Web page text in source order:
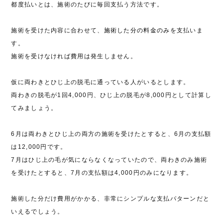
都度払いとは、施術のたびに毎回支払う方法です。
施術を受けた内容に合わせて、 施術した分の料金のみ を支払いま
す。
施術を受けなければ費用は発生しません。
仮に両わきとひじ上の脱毛に通っている人がいるとします。
両わきの脱毛が1回4,000円、ひじ上の脱毛が8,000円として計算し
てみましょう。
6月は両わきとひじ上の両方の施術を受けたとすると、6月の支払額
は12,000円です。
7月はひじ上の毛が気にならなくなっていたので、両わきのみ施術
を受けたとすると、7月の支払額は4,000円のみになります。
施術した分だけ費用がかかる、非常にシンプルな支払パターンだと
いえるでしょう。